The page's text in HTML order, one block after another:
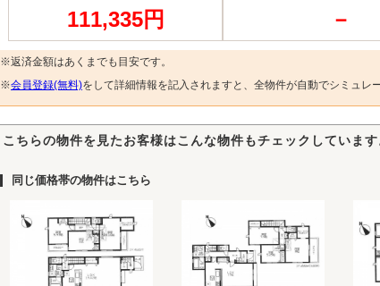
111,335円 －
※返済金額はあくまでも目安です。
※会員登録(無料)をして詳細情報を記入されますと、全物件が自動でシミュレ
こちらの物件を見たお客様はこんな物件もチェックしています
同じ価格帯の物件はこちら